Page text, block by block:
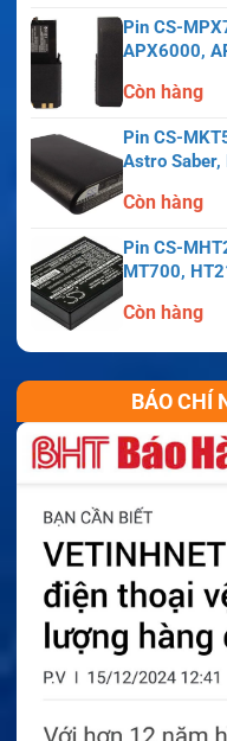
Pin CS-
APX6000,
Còn hàng
Pin CS-
Astro
Còn hàng
Pin CS-
MT700,
Còn hàng
BÁO CHÍ